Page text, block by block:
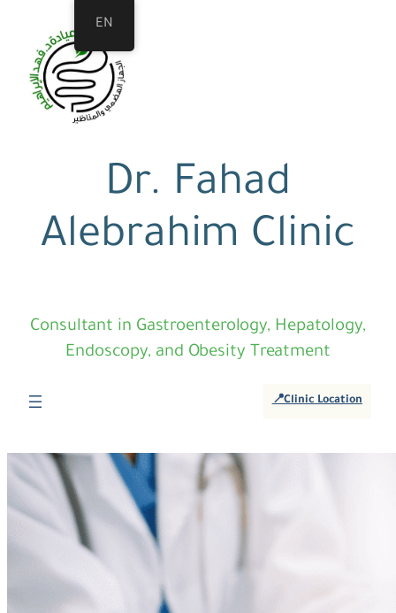
Dr. Fahad
Alebrahim Clinic
Consultant in Gastroenterology, Hepatology,
Endoscopy, and Obesity Treatment
📍Clinic Location
EN